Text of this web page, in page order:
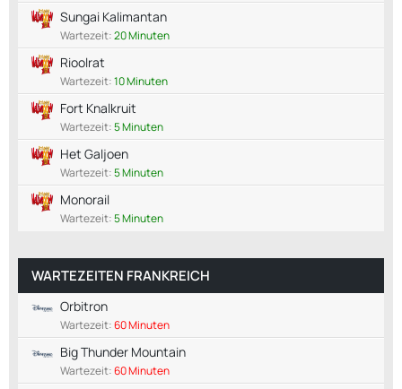
Sungai Kalimantan
Wartezeit:20 Minuten
Rioolrat
Wartezeit:10 Minuten
Fort Knalkruit
Wartezeit:5 Minuten
Het Galjoen
Wartezeit:5 Minuten
Monorail
Wartezeit:5 Minuten
WARTEZEITEN FRANKREICH
Orbitron
Wartezeit:60 Minuten
Big Thunder Mountain
Wartezeit:60 Minuten